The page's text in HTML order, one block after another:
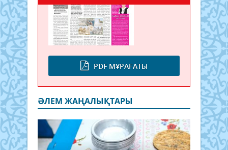
PDF МҰРАҒАТЫ
ӘЛЕМ ЖАҢАЛЫҚТАРЫ